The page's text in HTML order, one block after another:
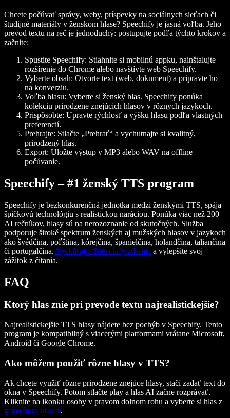
Chcete počúvať správy, weby, príspevky na sociálnych sieťach či
študijné materiály v ženskom hlase? Speechify je jasná voľba. Jeho
prevod textu na reč je jednoduchý: postupujte podľa týchto krokov a
začnite:
Spustite Speechify: Stiahnite si mobilnú appku, nainštalujte
rozšírenie do Chrome alebo navštívte web Speechify.
Vyberte obsah: Otvorte text (web, dokument) a pripravte ho
na konverziu.
Voľba hlasu: Vyberte si ženský hlas. Speechify ponúka
kolekciu prirodzene znejúcich hlasov v rôznych jazykoch.
Prispôsobte: Upravte rýchlosť a výšku hlasu podľa vlastných
preferencií.
Prehrajte: Stlačte „Prehrať“ a vychutnajte si kvalitný,
prirodzený hlas.
Export: Uložte výstup v MP3 alebo WAV na offline
počúvanie.
Speechify – #1 ženský TTS program
Speechify je bezkonkurenčná jednotka medzi ženskými TTS, spája
špičkovú technológiu s realistickou naráciou. Ponúka viac než 200
AI rečníkov, hlasy sú na nerozoznanie od skutočných. Služba
podporuje široké spektrum ženských aj mužských hlasov v jazykoch
ako švédčina, poľština, kórejčina, španielčina, holandčina, taliančina
či portugalčina. Vyskúšajte Speechify zdarma a vylepšite svoj
zážitok z čítania.
FAQ
Ktorý hlas znie pri prevode textu najrealistickejšie?
Najrealistickejšie TTS hlasy nájdete bez pochýb v Speechify. Tento
program je kompatibilný s viacerými platformami vrátane Microsoft,
Android či Google Chrome.
Ako môžem použiť rôzne hlasy v TTS?
Ak chcete využiť rôzne prirodzene znejúce hlasy, stačí zadať text do
okna v Speechify. Potom stlačte play a hlas AI začne rozprávať.
Kliknite na ikonku osoby v pravom dolnom rohu a vyberte si hlas z
generátora hlasov.